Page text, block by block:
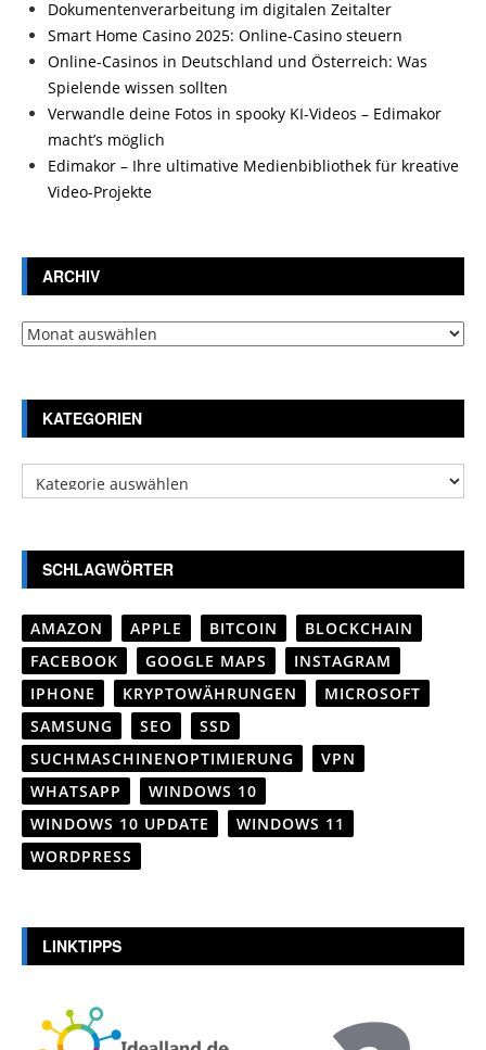
Dokumentenverarbeitung im digitalen Zeitalter
Smart Home Casino 2025: Online-Casino steuern
Online-Casinos in Deutschland und Österreich: Was
Spielende wissen sollten
Verwandle deine Fotos in spooky KI-Videos – Edimakor
macht’s möglich
Edimakor – Ihre ultimative Medienbibliothek für kreative
Video-Projekte
ARCHIV
Archiv
KATEGORIEN
Kategorien
SCHLAGWÖRTER
AMAZON APPLE BITCOIN
BLOCKCHAIN
FACEBOOK
GOOGLE MAPS
INSTAGRAM
IPHONE
KRYPTOWÄHRUNGEN
MICROSOFT
SAMSUNG
SEO
SSD
SUCHMASCHINENOPTIMIERUNG
VPN
WHATSAPP
WINDOWS 10
WINDOWS 10 UPDATE
WINDOWS 11
WORDPRESS
LINKTIPPS